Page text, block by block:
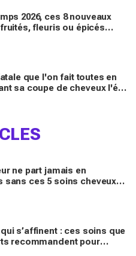
2026, ces 8 nouveaux
fleuris ou épicés
que l'on fait toutes en
sa coupe de cheveux l'été
ne part jamais en
sans ces 5 soins cheveux :
s’affinent : ces soins que
recommandent pour